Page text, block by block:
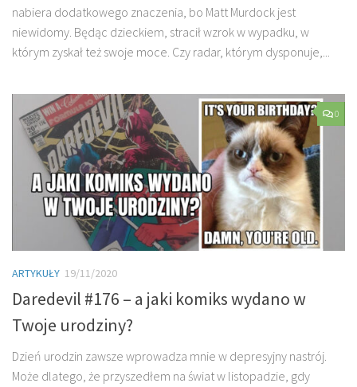
nabiera dodatkowego znaczenia, bo Matt Murdock jest
niewidomy. Będąc dzieckiem, stracił wzrok w wypadku, w
którym zyskał też swoje moce. Czy radar, którym dysponuje,...
0
ARTYKUŁY 19/11/2020
Daredevil #176 – a jaki komiks wydano w
Twoje urodziny?
Dzień urodzin zawsze wprowadza mnie w depresyjny nastrój.
Może dlatego, że przyszedłem na świat w listopadzie, gdy